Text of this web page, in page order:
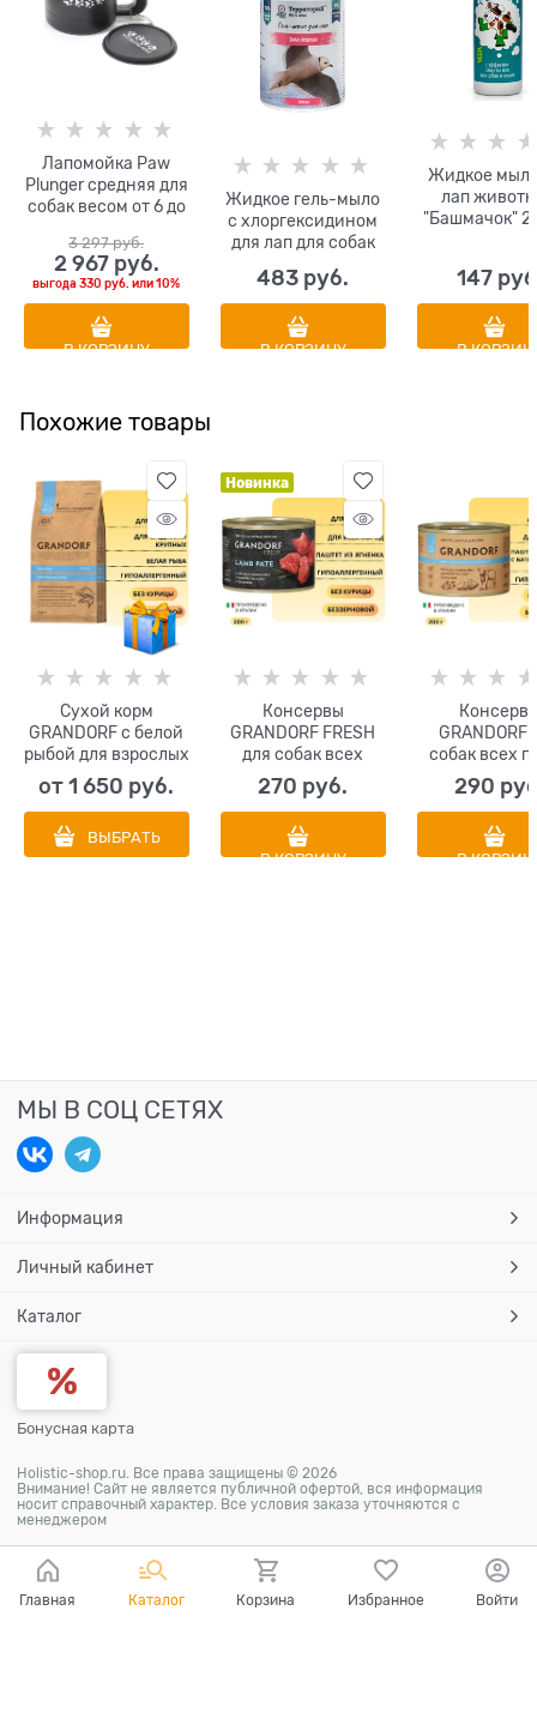
Лапомойка Paw
Plunger средняя для
собак весом от 6 до
3 297 руб.
2 967 руб.
выгода330 руб. или10%
В КОРЗИНУ
Жидкое гель-мыло
с хлоргексидином
для лап для собак
свободы" 500 мл
483 руб.
В КОРЗИНУ
Жидкое
лап
"Башмачок"
147
В
Похожие товары
Сухой корм
GRANDORF с белой
рыбой для взрослых
собак средних и
крупных пород
(Medium&Maxi White
Fish)
от1 650 руб.
ВЫБРАТЬ
Новинка
Консервы
GRANDORF FRESH
для собак всех
пород Паштет из
ягненка
270 руб.
В КОРЗИНУ
GRANDORF
собак всех
Паштет
говядины с
и цветной
290
В
МЫ В СОЦ СЕТЯХ
Информация
Личный кабинет
Каталог
Бонусная карта
Holistic-shop.ru. Все права защищены © 2026
Внимание! Сайт не является публичной офертой, вся информация
носит справочный характер. Все условия заказа уточняются с
менеджером
Главная Каталог Корзина Избранное Войти